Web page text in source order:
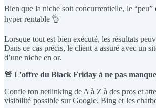
Bien que la niche soit concurrentielle, le “peu”
hyper rentable 👌
Lorsque tout est bien exécuté, les résultats
Dans ce cas précis, le client a assuré avec un
d’une niche en or.
🚨 L’offre du Black Friday à ne pas
Confie ton netlinking de A à Z à des pros et
visibilité possible sur Google, Bing et les